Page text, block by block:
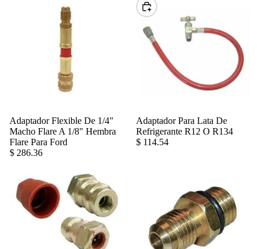
Agregar
Adaptador Flexible De 1/4"
Macho Flare A 1/8" Hembra
Flare Para Ford
$ 286.36
Elegir
Adaptador Para Lata De
Refrigerante R12 O R134
$ 114.54